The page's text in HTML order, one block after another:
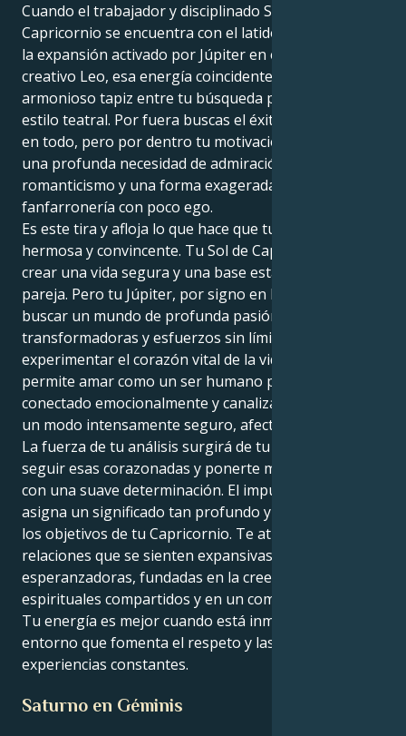
Cuando el trabajador y disciplinado Sol en
Capricornio se encuentra con el latido de la suerte y
la expansión activado por Júpiter en el orgulloso y
creativo Leo, esa energía coincidente crea un
armonioso tapiz entre tu búsqueda práctica y tu
estilo teatral. Por fuera buscas el éxito y la seguridad
en todo, pero por dentro tu motivación se basa en
una profunda necesidad de admiración,
romanticismo y una forma exagerada de
fanfarronería con poco ego.
Es este tira y afloja lo que hace que tu atracción sea
hermosa y convincente. Tu Sol de Capricornio ansía
crear una vida segura y una base estable para una
pareja. Pero tu Júpiter, por signo en Leo, te envía a
buscar un mundo de profunda pasión, intenciones
transformadoras y esfuerzos sin límites para
experimentar el corazón vital de la vida. Esto te
permite amar como un ser humano profundamente
conectado emocionalmente y canalizar tu energía de
un modo intensamente seguro, afectuoso y leal.
La fuerza de tu análisis surgirá de tu capacidad para
seguir esas corazonadas y ponerte manos a la obra
con una suave determinación. El impulso de tu Leo
asigna un significado tan profundo y apasionado a
los objetivos de tu Capricornio. Te atraen las
relaciones que se sienten expansivas y
esperanzadoras, fundadas en la creencia en ideales
espirituales compartidos y en un compromiso feroz.
Tu energía es mejor cuando está inmersa en un
entorno que fomenta el respeto y las nuevas
experiencias constantes.
Saturno en Géminis